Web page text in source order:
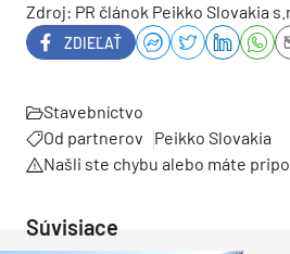
Zdroj: PR článok Peikko Slovakia
ZDIEĽAŤ
Stavebníctvo
Od partnerov
Peikko Slovakia
Našli ste chybu alebo máte
Súvisiace